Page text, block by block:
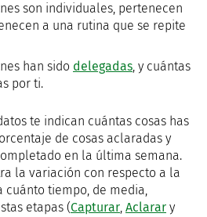
son individuales, pertenecen
a una rutina que se repite
han sido delegadas, y cuántas
por ti.
te indican cuántas cosas has
de cosas aclaradas y
en la última semana.
la variación con respecto a la
cuánto tiempo, de media,
etapas (Capturar, Aclarar y